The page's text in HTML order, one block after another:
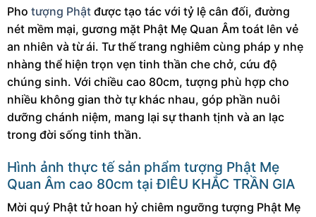
Pho tượng Phậtđược tạo tác với tỷ lệ cân đối, đường
nét mềm mại, gương mặt Phật Mẹ Quan Âm toát lên vẻ
an nhiên và từ ái. Tư thế trang nghiêm cùng pháp y nhẹ
nhàng thể hiện trọn vẹn tinh thần che chở, cứu độ
chúng sinh. Với chiều cao 80cm, tượng phù hợp cho
nhiều không gian thờ tự khác nhau, góp phần nuôi
dưỡng chánh niệm, mang lại sự thanh tịnh và an lạc
trong đời sống tinh thần.
Hình ảnh thực tế sản phẩm tượng Phật Mẹ
Quan Âm cao 80cm tại ĐIÊU KHẮC TRẦN GIA
Mời quý Phật tử hoan hỷ chiêm ngưỡng tượng Phật Mẹ